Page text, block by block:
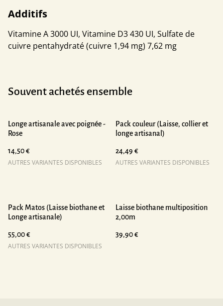
Additifs
Vitamine A 3000 UI, Vitamine D3 430 UI, Sulfate de
cuivre pentahydraté (cuivre 1,94 mg) 7,62 mg
Souvent achetés ensemble
Longe artisanale avec poignée -
Rose
14,50 €
AUTRES VARIANTES DISPONIBLES
Pack couleur (Laisse, collier et
longe artisanal)
24,49 €
AUTRES VARIANTES DISPONIBLES
Pack Matos (Laisse biothane et
Longe artisanale)
55,00 €
AUTRES VARIANTES DISPONIBLES
Laisse biothane multiposition
2,00m
39,90 €